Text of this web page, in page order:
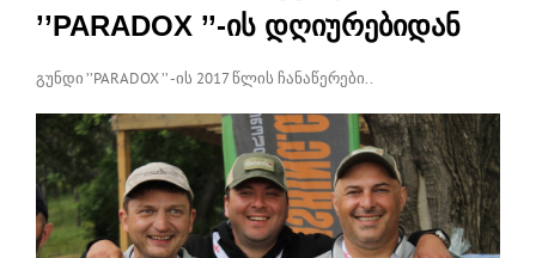
’’PARADOX ’’-ის დღიურებიდან
გუნდი ’’PARADOX ’’ -ის 2017 წლის ჩანაწერები..